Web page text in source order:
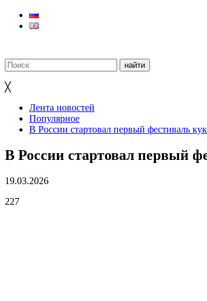
╳
Лента новостей
Популярное
В России стартовал первый фестиваль
В России стартовал первый
19.03.2026
227